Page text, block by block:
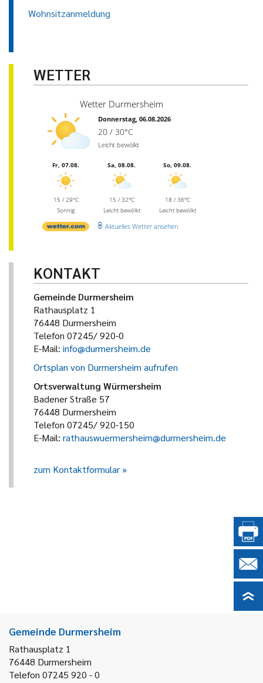
Wohnsitzanmeldung
WETTER
Wetter Durmersheim
Donnerstag, 06.08.2026
20 / 30°C
Leicht bewölkt
Fr, 07.08.
15 / 29°C
Sonnig
Sa, 08.08.
15 / 32°C
Leicht bewölkt
So, 09.08.
18 / 36°C
Leicht bewölkt
Aktuelles Wetter ansehen
KONTAKT
Gemeinde Durmersheim
Rathausplatz 1
76448 Durmersheim
Telefon 07245/ 920-0
E-Mail: info@durmersheim.de
Ortsplan von Durmersheim aufrufen
Ortsverwaltung Würmersheim
Badener Straße 57
76448 Durmersheim
Telefon 07245/ 920-150
E-Mail: rathauswuermersheim@durmersheim.de
zum Kontaktformular
Gemeinde Durmersheim
Rathausplatz 1
76448 Durmersheim
Telefon 07245 920 - 0